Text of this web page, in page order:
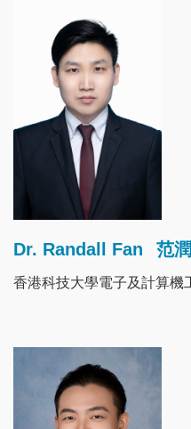
Dr. Randall Fan 范
香港科技大學電子及計算機